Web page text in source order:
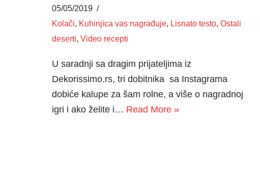
05/05/2019
Kolači, Kuhinjica vas nagrađuje, Lisnato testo, Ostali
deserti, Video recepti
U saradnji sa dragim prijateljima iz
Dekorissimo.rs, tri dobitnika sa Instagrama
dobiće kalupe za šam rolne, a više o nagradnoj
igri i ako želite i… Read More »